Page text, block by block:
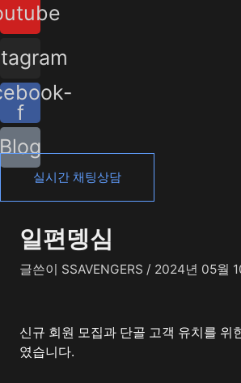
f
Blog
실시간 채팅상담
일편뎅심
글쓴이 SSAVENGERS / 2024년 05월
신규 회원 모집과 단골 고객 유치를 위
였습니다.